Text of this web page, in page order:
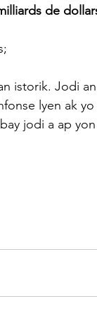
de
istorik. Jodi
lyen ak
jodi a ap